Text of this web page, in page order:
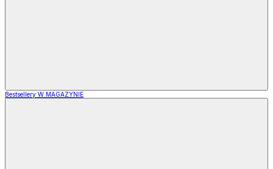
Bestsellery W MAGAZYNIE